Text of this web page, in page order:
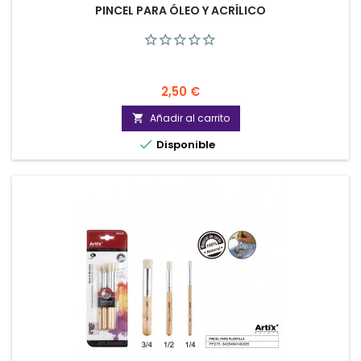
PINCEL PARA ÓLEO Y ACRÍLICO
Precio
2,50 €
 Añadir al carrito
 Disponible